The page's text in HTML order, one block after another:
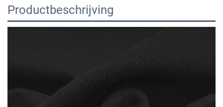
Productbeschrijving